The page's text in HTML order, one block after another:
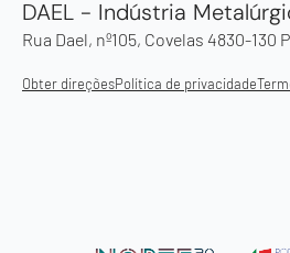
DAEL - Indústria
Rua Dael, nº105, Covelas 4830-
Obter direçõesPolítica de privacidade